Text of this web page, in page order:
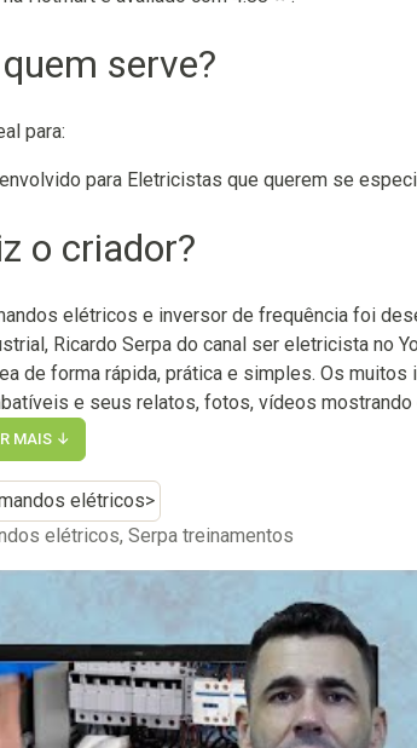
serve?
para:
para Eletricistas que querem se
o criador?
elétricos e inversor de frequência foi
Ricardo Serpa do canal ser eletricista no
de forma rápida, prática e simples. Os muitos
e seus relatos, fotos, vídeos
MAIS ↓
elétricos, Serpa treinamentos